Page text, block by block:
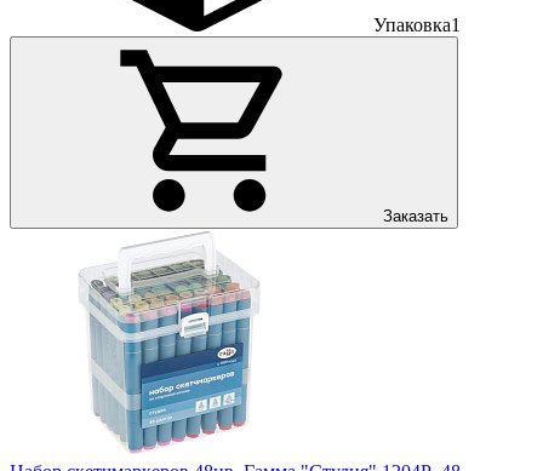
Упаковка1
Заказать